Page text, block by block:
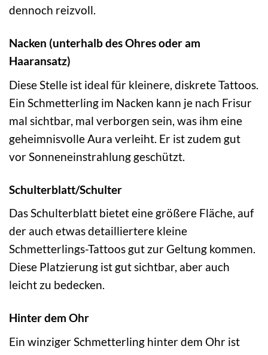
dennoch reizvoll.
Nacken (unterhalb des Ohres oder am
Haaransatz)
Diese Stelle ist ideal für kleinere, diskrete Tattoos.
Ein Schmetterling im Nacken kann je nach Frisur
mal sichtbar, mal verborgen sein, was ihm eine
geheimnisvolle Aura verleiht. Er ist zudem gut
vor Sonneneinstrahlung geschützt.
Schulterblatt/Schulter
Das Schulterblatt bietet eine größere Fläche, auf
der auch etwas detailliertere kleine
Schmetterlings-Tattoos gut zur Geltung kommen.
Diese Platzierung ist gut sichtbar, aber auch
leicht zu bedecken.
Hinter dem Ohr
Ein winziger Schmetterling hinter dem Ohr ist